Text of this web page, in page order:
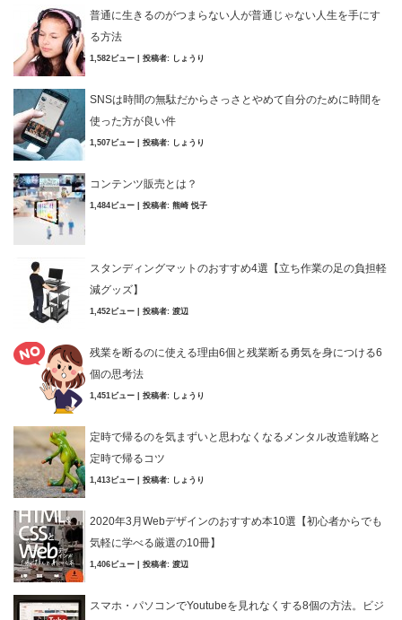
普通に生きるのがつまらない人が普通じゃない人生を手にす
る方法
1,582ビュー 投稿者: しょうり
SNSは時間の無駄だからさっさとやめて自分のために時間を
使った方が良い件
1,507ビュー 投稿者: しょうり
コンテンツ販売とは？
1,484ビュー 投稿者: 熊崎 悦子
スタンディングマットのおすすめ4選【立ち作業の足の負担軽
減グッズ】
1,452ビュー 投稿者: 渡辺
残業を断るのに使える理由6個と残業断る勇気を身につける6
個の思考法
1,451ビュー 投稿者: しょうり
定時で帰るのを気まずいと思わなくなるメンタル改造戦略と
定時で帰るコツ
1,413ビュー 投稿者: しょうり
2020年3月Webデザインのおすすめ本10選【初心者からでも
気軽に学べる厳選の10冊】
1,406ビュー 投稿者: 渡辺
スマホ・パソコンでYoutubeを見れなくする8個の方法。ビジ